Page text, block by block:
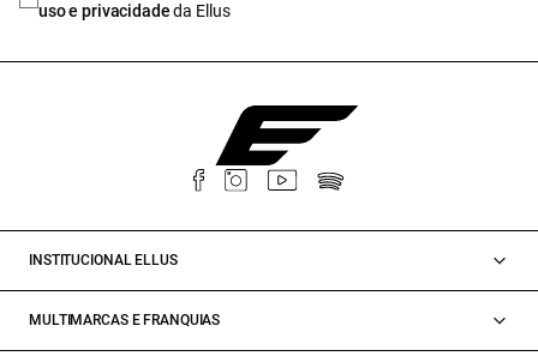
uso e privacidadeda Ellus
INSTITUCIONAL ELLUS
MULTIMARCAS E FRANQUIAS